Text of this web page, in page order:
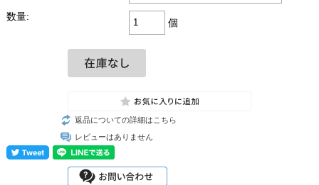
数量:
個
返品についての詳細はこちら
レビューはありません